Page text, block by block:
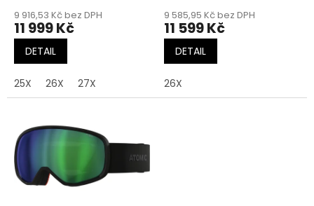
9 916,53 Kč bez DPH
11 999 Kč
DETAIL
25X 26X 27X
9 585,95 Kč bez DPH
11 599 Kč
DETAIL
26X